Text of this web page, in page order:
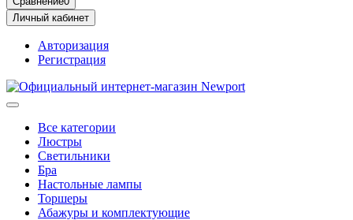
Личный кабинет
Авторизация
Регистрация
Все категории
Люстры
Светильники
Бра
Настольные лампы
Торшеры
Абажуры и комплектующие